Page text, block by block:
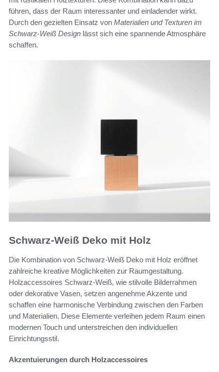
führen, dass der Raum interessanter und einladender wirkt.
Durch den gezielten Einsatz von Materialien und Texturen im
Schwarz-Weiß Design lässt sich eine spannende Atmosphäre
schaffen.
Schwarz-Weiß Deko mit Holz
Die Kombination von Schwarz-Weiß Deko mit Holz eröffnet
zahlreiche kreative Möglichkeiten zur Raumgestaltung.
Holzaccessoires Schwarz-Weiß, wie stilvolle Bilderrahmen
oder dekorative Vasen, setzen angenehme Akzente und
schaffen eine harmonische Verbindung zwischen den Farben
und Materialien. Diese Elemente verleihen jedem Raum einen
modernen Touch und unterstreichen den individuellen
Einrichtungsstil.
Akzentuierungen durch Holzaccessoires